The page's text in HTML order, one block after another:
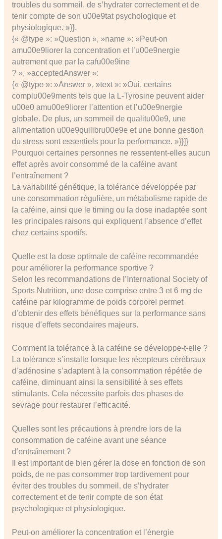
troubles du sommeil, de s’hydrater correctement et de
tenir compte de son u00e9tat psychologique et
physiologique. »}},
{« @type »: »Question », »name »: »Peut-on
amu00e9liorer la concentration et l’u00e9nergie
autrement que par la cafu00e9ine
? », »acceptedAnswer »:
{« @type »: »Answer », »text »: »Oui, certains
complu00e9ments tels que la L-Tyrosine peuvent aider
u00e0 amu00e9liorer l’attention et l’u00e9nergie
globale. De plus, un sommeil de qualitu00e9, une
alimentation u00e9quilibru00e9e et une bonne gestion
du stress sont essentiels pour la performance. »}}]}
Pourquoi certaines personnes ne ressentent-elles aucun
effet après avoir consommé de la caféine avant
l’entraînement ?
La variabilité génétique, la tolérance développée par
une consommation régulière, un métabolisme rapide de
la caféine, ainsi que le timing ou la dose inadaptée sont
les principales raisons qui expliquent l’absence d’effet
chez certains sportifs.
Quelle est la dose optimale de caféine recommandée
pour améliorer la performance sportive ?
Selon les recommandations de l’International Society of
Sports Nutrition, une dose comprise entre 3 et 6 mg de
caféine par kilogramme de poids corporel permet
d’obtenir des effets bénéfiques sur la performance sans
risque d’effets secondaires majeurs.
Comment la tolérance à la caféine se développe-t-elle ?
La tolérance s’installe lorsque les récepteurs cérébraux
d’adénosine s’adaptent à la consommation répétée de
caféine, diminuant ainsi la sensibilité à ses effets
stimulants. Cela nécessite parfois des phases de
sevrage pour restaurer l’efficacité.
Quelles sont les précautions à prendre lors de la
consommation de caféine avant une séance
d’entraînement ?
Il est important de bien gérer la dose en fonction de son
poids, de ne pas consommer trop tardivement pour
éviter des troubles du sommeil, de s’hydrater
correctement et de tenir compte de son état
psychologique et physiologique.
Peut-on améliorer la concentration et l’énergie